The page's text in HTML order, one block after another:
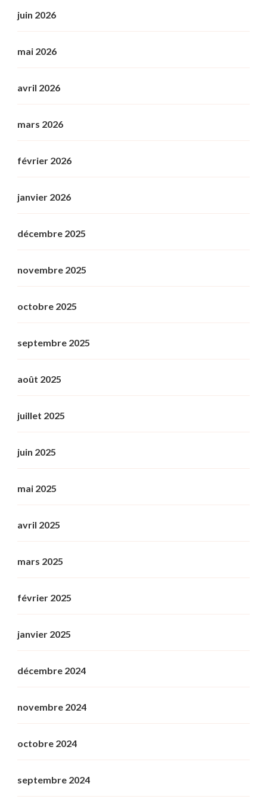
juin 2026
mai 2026
avril 2026
mars 2026
février 2026
janvier 2026
décembre 2025
novembre 2025
octobre 2025
septembre 2025
août 2025
juillet 2025
juin 2025
mai 2025
avril 2025
mars 2025
février 2025
janvier 2025
décembre 2024
novembre 2024
octobre 2024
septembre 2024